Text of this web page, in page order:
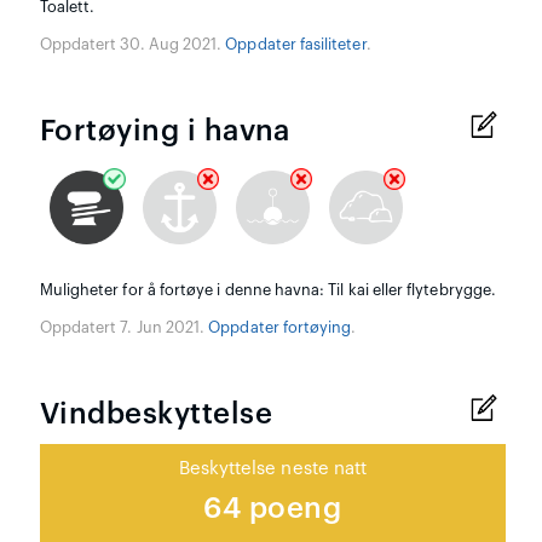
Toalett.
Oppdatert 30. Aug 2021.Oppdater fasiliteter.
Fortøying i havna
Muligheter for å fortøye i denne havna: Til kai eller flytebrygge.
Oppdatert 7. Jun 2021.Oppdater fortøying.
Vindbeskyttelse
Beskyttelse neste natt
64 poeng